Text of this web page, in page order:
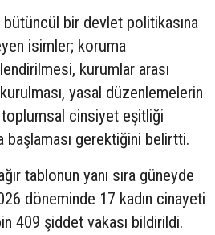
bir devlet politikasına
isimler; koruma
kurumlar arası
yasal düzenlemelerin
cinsiyet eşitliği
gerektiğini belirtti.
tablonun yanı sıra güneyde
döneminde 17 kadın cinayeti
409 şiddet vakası bildirildi.